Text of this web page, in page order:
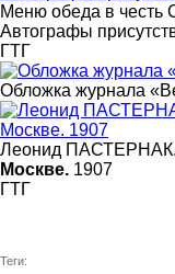
Меню обеда в честь
Автографы
ГТГ
Обложка журнала
Леонид ПАСТЕРНАК.
Москве. 1907
ГТГ
Теги: